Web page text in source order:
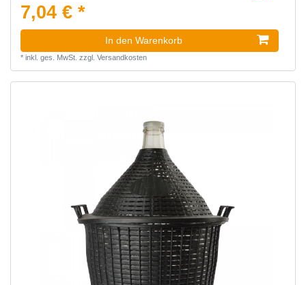
7,04 € *
In den Warenkorb
* inkl. ges. MwSt. zzgl. Versandkosten